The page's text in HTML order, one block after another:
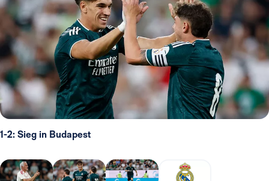
1-2: Sieg in Budapest